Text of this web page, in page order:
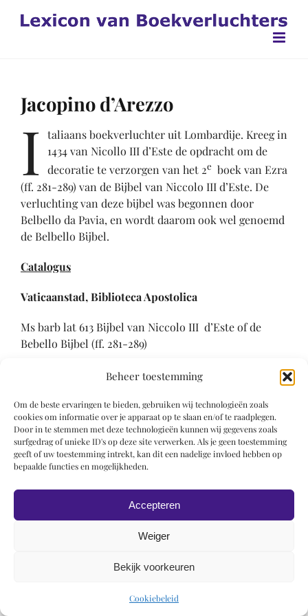
Beheer toestemming
Om de beste ervaringen te bieden, gebruiken wij technologieën zoals
cookies om informatie over je apparaat op te slaan en/of te raadplegen.
Door in te stemmen met deze technologieën kunnen wij gegevens zoals
surfgedrag of unieke ID's op deze site verwerken. Als je geen toestemming
geeft of uw toestemming intrekt, kan dit een nadelige invloed hebben op
bepaalde functies en mogelijkheden.
Accepteren
Weiger
Bekijk voorkeuren
Cookiebeleid
naar
Jacopino d’Arezzo
I taliaans boekverluchter uit Lombardije. Kreeg in
1434 van Nicollo III d’Este de opdracht om de
decora­tie te verzorgen van het 2e boek van Ezra
(ff. 281-289) van de Bijbel van Niccolo III d’Este. De
verluchting van deze bijbel was begonnen door
Belbello da Pavia, en wordt daarom ook wel genoemd
de Belbello Bijbel.
Catalogus
Vaticaanstad, Biblioteca Apostolica
Ms barb lat 613 Bijbel van Niccolo III d’Este of de
Bebello Bijbel (ff. 281-289)
Italian Libraries 1997, p. 135
© 2019 Roel Wiechers | Powered by